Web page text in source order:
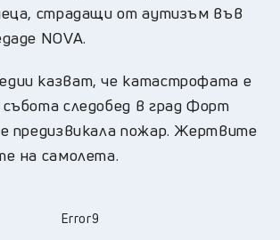
страдащи от аутизъм във
NOVA.
казват, че катастрофата е
следобед в град Форт
предизвикала пожар. Жертвите
на самолета.
Error9